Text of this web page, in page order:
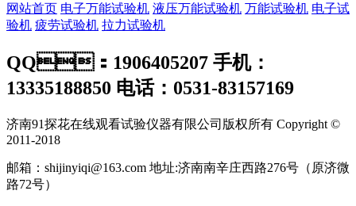
网站首页 电子万能试验机 液压万能试验机 万能试验机 电子试
验机 疲劳试验机 拉力试验机
QQ：1906405207 手机：
13335188850 电话：0531-83157169
济南91探花在线观看试验仪器有限公司版权所有 Copyright ©
2011-2018
邮箱：shijinyiqi@163.com 地址:济南南辛庄西路276号（原济微
路72号）